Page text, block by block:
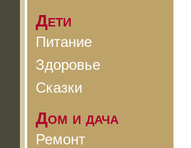
Дети
Питание
Здоровье
Сказки
Дом и дача
Ремонт